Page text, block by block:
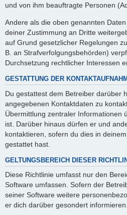
und von ihm beauftragte Personen
Andere als die oben genannten
deiner Zustimmung an Dritte
auf Grund gesetzlicher Regelungen
B. an Strafverfolgungsbehörden)
Durchsetzung rechtlicher Interessen
GESTATTUNG DER
Du gestattest dem Betreiber darüber
angegebenen Kontaktdaten zu
Übermittlung zentraler Informationen
ist. Darüber hinaus dürfen er und
kontaktieren, sofern du dies in
gestattet hast.
GELTUNGSBEREICH DIESER
Diese Richtlinie umfasst nur den
Software umfassen. Sofern der
seiner Software weitere
er dich darüber gesondert informieren.